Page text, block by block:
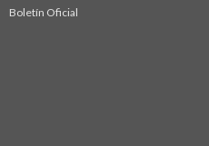
Boletín Oficial